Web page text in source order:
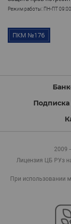
Режим работы: ПН-ПТ
2009
Лицензия ЦБ РУз
При использовании